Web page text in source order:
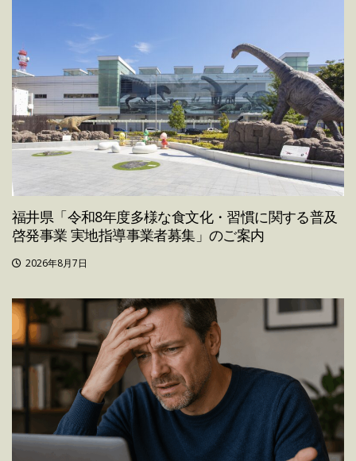
福井県「令和8年度多様な食文化・習慣に関する普及
啓発事業 実地指導事業者募集」のご案内
2026年8月7日